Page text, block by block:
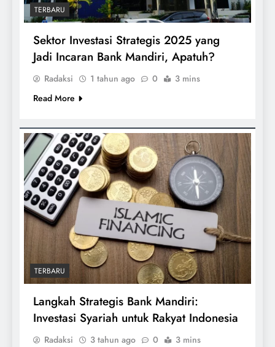
TERBARU
Sektor Investasi Strategis 2025 yang
Jadi Incaran Bank Mandiri, Apatuh?
Radaksi 1 tahun ago 0
3 mins
Read More
TERBARU
Langkah Strategis Bank Mandiri:
Investasi Syariah untuk Rakyat Indonesia
Radaksi 3 tahun ago 0
3 mins